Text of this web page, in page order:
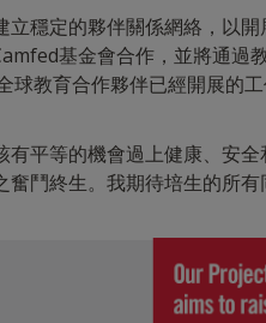
穩定的夥伴關係網絡，以
基金會合作，並將通過
教育合作夥伴已經開展的
平等的機會過上健康、安
鬥終生。我期待培生的所